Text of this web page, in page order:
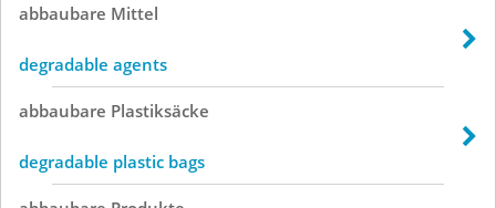
abbaubare Mittel
degradable agents
abbaubare Plastiksäcke
degradable plastic bags